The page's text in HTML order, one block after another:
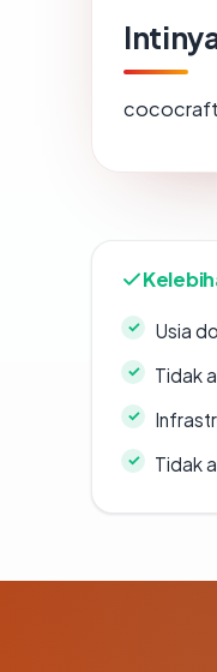
Usia
Tidak
Tidak